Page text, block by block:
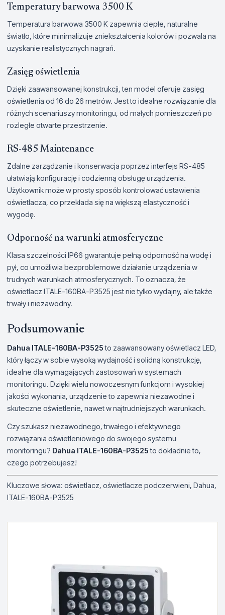
Temperatury barwowa 3500 K
Temperatura barwowa 3500 K zapewnia ciepłe, naturalne
światło, które minimalizuje zniekształcenia kolorów i pozwala na
uzyskanie realistycznych nagrań.
Zasięg oświetlenia
Dzięki zaawansowanej konstrukcji, ten model oferuje zasięg
oświetlenia od 16 do 26 metrów. Jest to idealne rozwiązanie dla
różnych scenariuszy monitoringu, od małych pomieszczeń po
rozległe otwarte przestrzenie.
RS-485 Maintenance
Zdalne zarządzanie i konserwacja poprzez interfejs RS-485
ułatwiają konfigurację i codzienną obsługę urządzenia.
Użytkownik może w prosty sposób kontrolować ustawienia
oświetlacza, co przekłada się na większą elastyczność i
wygodę.
Odporność na warunki atmosferyczne
Klasa szczelności IP66 gwarantuje pełną odporność na wodę i
pył, co umożliwia bezproblemowe działanie urządzenia w
trudnych warunkach atmosferycznych. To oznacza, że
oświetlacz ITALE-160BA-P3525 jest nie tylko wydajny, ale także
trwały i niezawodny.
Podsumowanie
Dahua ITALE-160BA-P3525to zaawansowany oświetlacz LED,
który łączy w sobie wysoką wydajność i solidną konstrukcję,
idealne dla wymagających zastosowań w systemach
monitoringu. Dzięki wielu nowoczesnym funkcjom i wysokiej
jakości wykonania, urządzenie to zapewnia niezawodne i
skuteczne oświetlenie, nawet w najtrudniejszych warunkach.
Czy szukasz niezawodnego, trwałego i efektywnego
rozwiązania oświetleniowego do swojego systemu
monitoringu? Dahua ITALE-160BA-P3525to dokładnie to,
czego potrzebujesz!
Kluczowe słowa: oświetlacz, oświetlacze podczerwieni, Dahua,
ITALE-160BA-P3525